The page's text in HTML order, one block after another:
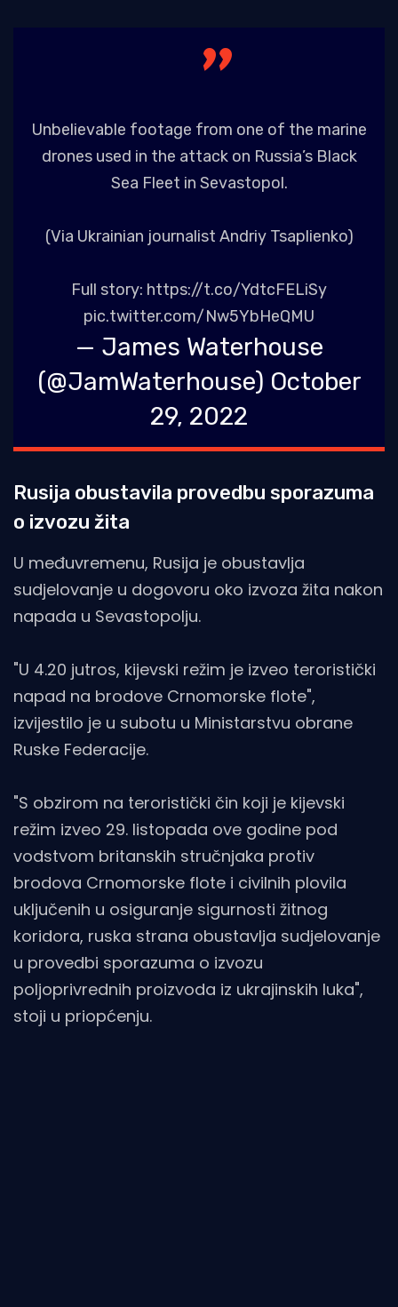
Unbelievable footage from one of the marine
drones used in the attack on Russia’s Black
Sea Fleet in Sevastopol.
(Via Ukrainian journalist Andriy Tsaplienko)
Full story: https://t.co/YdtcFELiSy
pic.twitter.com/Nw5YbHeQMU
— James Waterhouse
(@JamWaterhouse) October
29, 2022
Rusija obustavila provedbu sporazuma
o izvozu žita
U međuvremenu, Rusija je obustavlja
sudjelovanje u dogovoru oko izvoza žita nakon
napada u Sevastopolju.
"U 4.20 jutros, kijevski režim je izveo teroristički
napad na brodove Crnomorske flote",
izvijestilo je u subotu u Ministarstvu obrane
Ruske Federacije.
"S obzirom na teroristički čin koji je kijevski
režim izveo 29. listopada ove godine pod
vodstvom britanskih stručnjaka protiv
brodova Crnomorske flote i civilnih plovila
uključenih u osiguranje sigurnosti žitnog
koridora, ruska strana obustavlja sudjelovanje
u provedbi sporazuma o izvozu
poljoprivrednih proizvoda iz ukrajinskih luka",
stoji u priopćenju.